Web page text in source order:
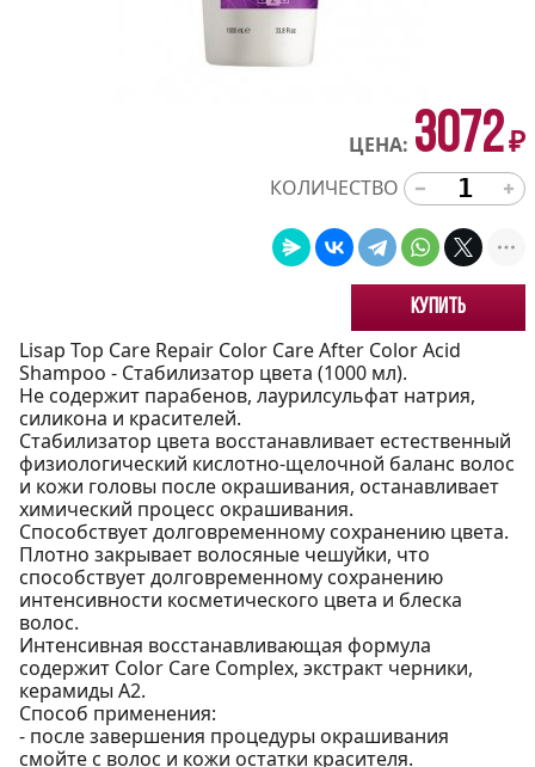
ЦЕНА: 3072₽
КОЛИЧЕСТВО
Купить
Lisap Top Care Repair Color Care After Color Acid
Shampoo - Стабилизатор цвета (1000 мл).
Не содержит парабенов, лаурилсульфат натрия,
силикона и красителей.
Стабилизатор цвета восстанавливает естественный
физиологический кислотно-щелочной баланс волос
и кожи головы после окрашивания, останавливает
химический процесс окрашивания.
Способствует долговременному сохранению цвета.
Плотно закрывает волосяные чешуйки, что
способствует долговременному сохранению
интенсивности косметического цвета и блеска
волос.
Интенсивная восстанавливающая формула
содержит Color Care Complex, экстракт черники,
керамиды А2.
Способ применения:
- после завершения процедуры окрашивания
смойте с волос и кожи остатки красителя.